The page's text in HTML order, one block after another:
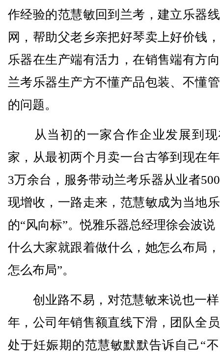
作经验的范慧敏回到兰考，建立乐器
网，帮助父老乡亲把好琴卖上好价钱
乐器在生产端有活力，在销售端有方
兰考乐器生产方不懂产品包装、不懂
的问题。
从当初的一家合作企业发展到现
家，从最初两个月卖一台古筝到现在
3万余台，服务带动兰考乐器从业者
现增收，一路走来，范慧敏成为当地
的“风向标”。悦雅乐器总经理徐会波说
什么大家就跟着做什么，她怎么布局
怎么布局”。
创业路不易，对范慧敏来说也一样
年，公司年销售额直线下滑，团队全
处于妊娠期的范慧敏默默告诉自己“